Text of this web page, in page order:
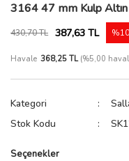
3164 47 mm Kulp Altın
430,70 TL 387,63 TL
Havale 368,25 TL(%5,00
Kategori
Stok Kodu
Seçenekler